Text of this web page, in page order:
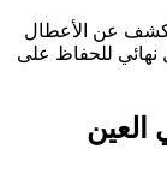
عن الأعطال
نهائي للحفاظ على
العين